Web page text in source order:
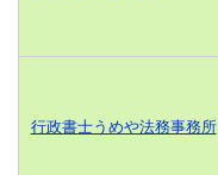
行政書士うめや法務事務所